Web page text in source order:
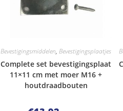
Bevestigingsmiddelen,Bevestigingsplaatjes
Complete set bevestigingsplaat
11×11 cm met moer M16 +
houtdraadbouten